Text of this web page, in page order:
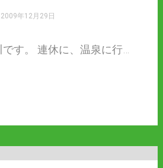
2009年12月29日
す。 連休に、温泉に行…